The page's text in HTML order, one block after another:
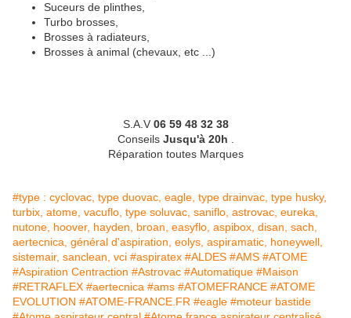
Suceurs de plinthes,
Turbo brosses,
Brosses à radiateurs,
Brosses à animal (chevaux, etc ...)
S.A.V 06 59 48 32 38
Conseils Jusqu'à 20h
Réparation toutes Marques
#type : cyclovac, type duovac, eagle, type drainvac, type husky,
turbix, atome, vacuflo, type soluvac, saniflo, astrovac, eureka,
nutone, hoover, hayden, broan, easyflo, aspibox, disan, sach,
aertecnica, général d'aspiration, eolys, aspiramatic, honeywell,
sistemair, sanclean, vci #aspiratex #ALDES #AMS #ATOME
#Aspiration Centraction #Astrovac #Automatique #Maison
#RETRAFLEX #aertecnica #ams #ATOMEFRANCE #ATOME
EVOLUTION #ATOME-FRANCE.FR #eagle #moteur bastide